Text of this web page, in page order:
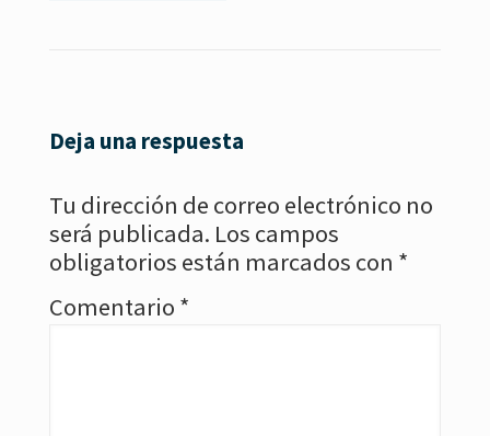
Deja una respuesta
Tu dirección de correo electrónico no
será publicada. Los campos
obligatorios están marcados con *
Comentario *